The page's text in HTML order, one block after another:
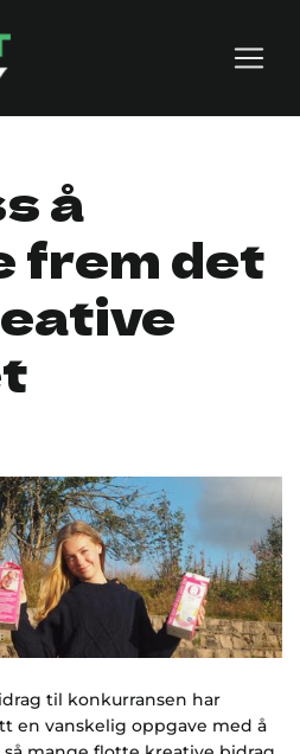
å
frem det
til konkurransen har
en vanskelig oppgave med å